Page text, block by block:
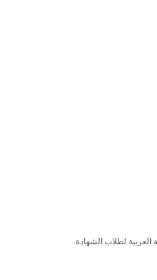
العربية لطلاب الشهادة